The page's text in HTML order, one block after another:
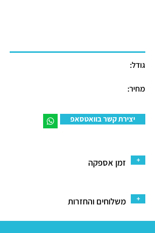
גודל:
מחיר:
יצירת קשר בוואטסאפ
זמן אספקה +
משלוחים והחזרות +